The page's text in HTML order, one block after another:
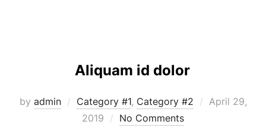
Aliquam id dolor
by admin Category #1, Category #2
Posted
April 29,
2019
No Comments